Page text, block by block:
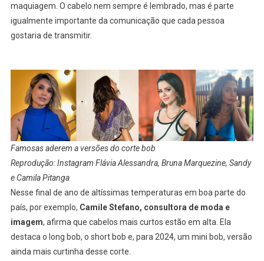
maquiagem. O cabelo nem sempre é lembrado, mas é parte
igualmente importante da comunicação que cada pessoa
gostaria de transmitir.
Famosas aderem a versões do corte bob
Reprodução: Instagram Flávia Alessandra, Bruna Marquezine, Sandy
e Camila Pitanga
Nesse final de ano de altíssimas temperaturas em boa parte do
país, por exemplo, Camile Stefano, consultora de moda e
imagem, afirma que cabelos mais curtos estão em alta. Ela
destaca o long bob, o short bob e, para 2024, um mini bob, versão
ainda mais curtinha desse corte.